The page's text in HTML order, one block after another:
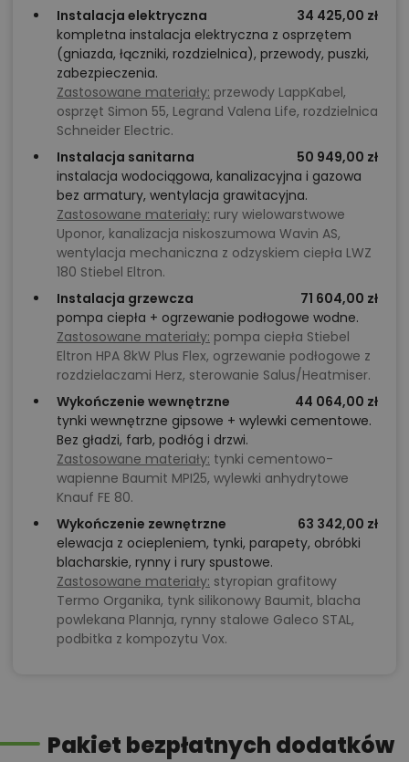
Instalacja elektryczna
34 425,00 zł
kompletna instalacja elektryczna z osprzętem
(gniazda, łączniki, rozdzielnica), przewody, puszki,
zabezpieczenia.
Zastosowane materiały: przewody LappKabel,
osprzęt Simon 55, Legrand Valena Life, rozdzielnica
Schneider Electric.
Instalacja sanitarna
50 949,00 zł
instalacja wodociągowa, kanalizacyjna i gazowa
bez armatury, wentylacja grawitacyjna.
Zastosowane materiały: rury wielowarstwowe
Uponor, kanalizacja niskoszumowa Wavin AS,
wentylacja mechaniczna z odzyskiem ciepła LWZ
180 Stiebel Eltron.
Instalacja grzewcza
71 604,00 zł
pompa ciepła + ogrzewanie podłogowe wodne.
Zastosowane materiały: pompa ciepła Stiebel
Eltron HPA 8kW Plus Flex, ogrzewanie podłogowe z
rozdzielaczami Herz, sterowanie Salus/Heatmiser.
Wykończenie wewnętrzne
44 064,00 zł
tynki wewnętrzne gipsowe + wylewki cementowe.
Bez gładzi, farb, podłóg i drzwi.
Zastosowane materiały: tynki cementowo-
wapienne Baumit MPI25, wylewki anhydrytowe
Knauf FE 80.
Wykończenie zewnętrzne
63 342,00 zł
elewacja z ociepleniem, tynki, parapety, obróbki
blacharskie, rynny i rury spustowe.
Zastosowane materiały: styropian grafitowy
Termo Organika, tynk silikonowy Baumit, blacha
powlekana Plannja, rynny stalowe Galeco STAL,
podbitka z kompozytu Vox.
Pakiet bezpłatnych dodatków